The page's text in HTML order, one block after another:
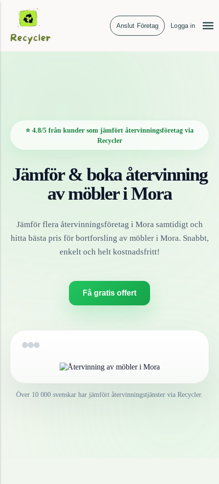
Anslut Företag Logga in
⭐ 4.8/5 från kunder som jämfört återvinningsföretag via
Recycler
Jämför & boka återvinning
avmöbleriMora
Jämför flera återvinningsföretag i Mora samtidigt och
hitta bästa pris för bortforsling av möbleri Mora. Snabbt,
enkelt och helt kostnadsfritt!
Få gratis offert
Över 10 000 svenskar har jämfört återvinningstjänster via Recycler.